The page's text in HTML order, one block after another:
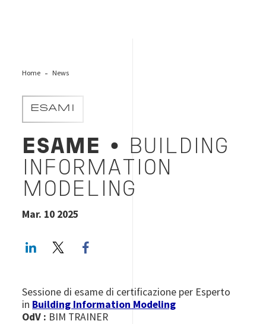
Home News
ESAMI
ESAME
• BUILDING
INFORMATION
MODELING
Mar. 10 2025
LinkedInTwitter
Sessione di esame di certificazione per Esperto
in Building Information Modeling
OdV : BIM TRAINER